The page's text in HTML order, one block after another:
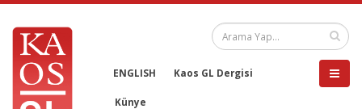
ENGLISH Kaos GL Dergisi
Künye